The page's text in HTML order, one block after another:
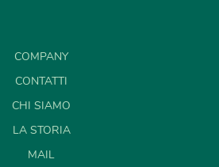
COMPANY
CONTATTI
CHI SIAMO
LA STORIA
MAIL